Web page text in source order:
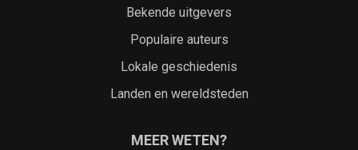
Bekende uitgevers
Populaire auteurs
Lokale geschiedenis
Landen en wereldsteden
MEER WETEN?